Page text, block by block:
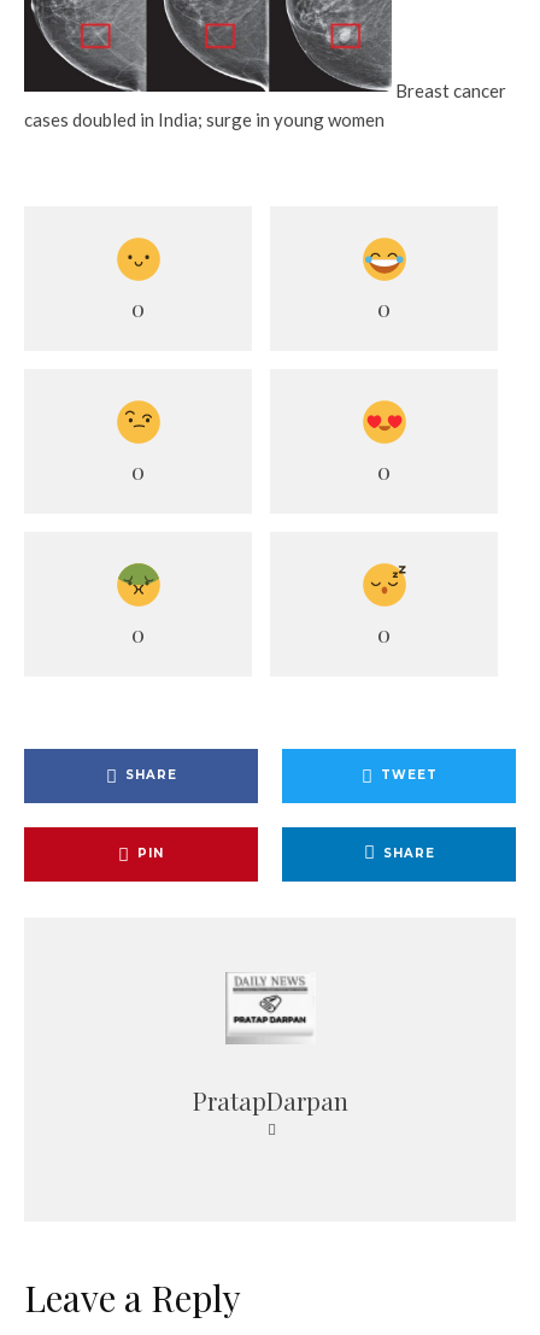
Breast cancer
cases doubled in India; surge in young women
0 0
0 0
0 0
SHARE TWEET
PIN SHARE
PratapDarpan
Leave a Reply